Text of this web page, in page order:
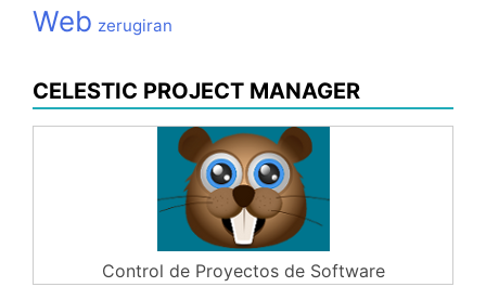
Web zerugiran
CELESTIC PROJECT MANAGER
Control de Proyectos de Software